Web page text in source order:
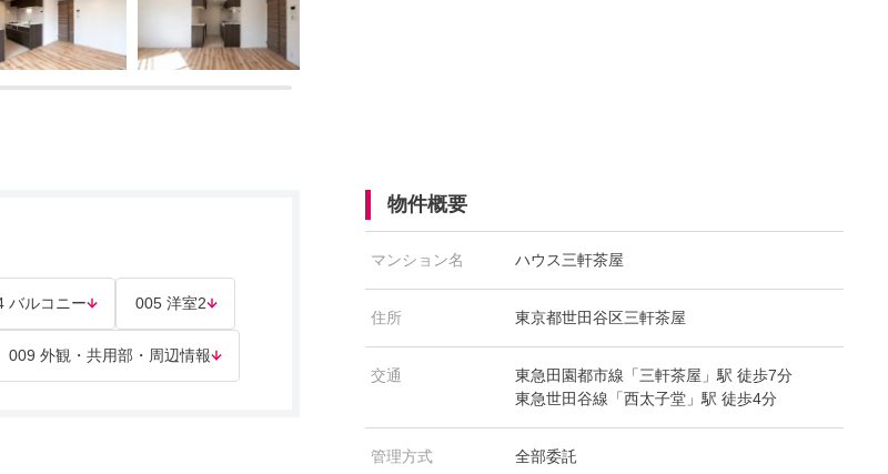
バルコニー 005 洋室2
009 外観・共用部・周辺情報
物件概要
マンション名 ハウス三軒茶屋
住所 東京都世田谷区三軒茶屋
交通
東急田園都市線「三軒茶屋」駅 徒歩7分
東急世田谷線「西太子堂」駅 徒歩4分
管理方式 全部委託